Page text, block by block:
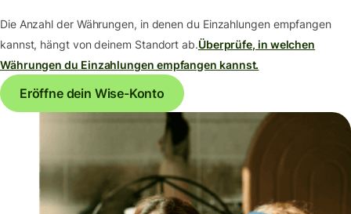
Die Anzahl der Währungen, in denen du Einzahlungen empfangen
kannst, hängt von deinem Standort ab.Überprüfe, in welchen
Währungen du Einzahlungen empfangen kannst.
Eröffne dein Wise-Konto